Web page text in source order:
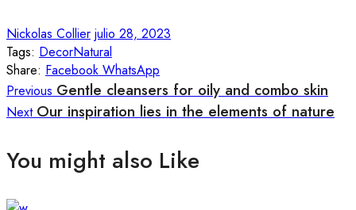
Nickolas Collier julio 28, 2023
Tags: DecorNatural
Share: Facebook WhatsApp
Previous Gentle cleansers for oily and combo skin
Next Our inspiration lies in the elements of nature
You might also Like